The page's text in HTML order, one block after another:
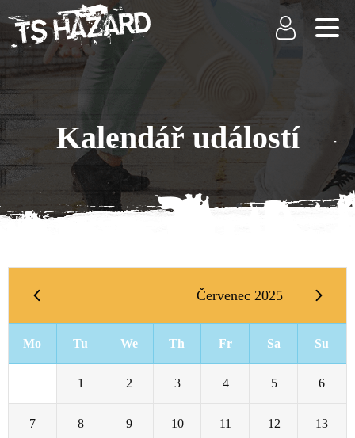
Kalendář událostí
Červenec 2025
Mo Tu We Th Fr Sa Su
1 2 3 4 5 6
7 8 9 10 11 12 13